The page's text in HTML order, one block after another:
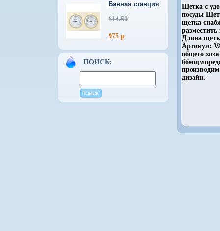
Банная станция
$14.50
975 р
ПОИСК:
Щетка с
посуды
щетка
Длина
Артикул:
общего
дизайн.